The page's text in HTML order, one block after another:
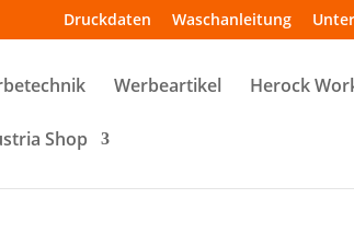
Druckdaten Waschanleitung
Werbeartikel Herock
Shop